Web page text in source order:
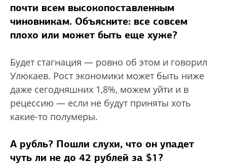
почти всем высокопоставленным
чиновникам. Объясните: все совсем
плохо или может быть еще хуже?
Будет стагнация — ровно об этом и говорил
Улюкаев. Рост экономики может быть ниже
даже сегодняшних 1,8%, можем уйти и в
рецессию — если не будут приняты хоть
какие-то полумеры.
А рубль? Пошли слухи, что он упадет
чуть ли не до 42 рублей за $1?